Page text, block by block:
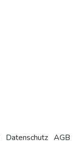
Datenschutz AGB